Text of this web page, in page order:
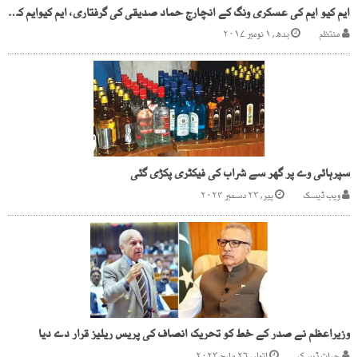
ایم کیو ایم کی عسکری ونگ کے انچارج حماد صدیقی کی گرفتاری، ایم کیوایم کے دھڑوں میں کھلبلی
منتظم بدھ, ۱ نومبر ۲۰۱۷
سپرہائی وے پر گھر سے شراب کی فیکٹری پکڑی گئی
ویب ڈیسک پیر, ۲۳ دسمبر ۲۰۲۴
وزیراعظم نے صدر کے خط کو تحریک انصاف کی پریس ریلیز قرار دے دیا